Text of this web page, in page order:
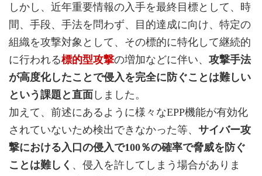
しかし、近年重要情報の入手を最終目標として、時
間、手段、手法を問わず、目的達成に向け、特定の
組織を攻撃対象として、その標的に特化して継続的
に行われる標的型攻撃の増加などに伴い、 攻撃手法
が高度化したことで侵入を完全に防ぐことは難しい
という課題と直面 しました。
加えて、前述にあるように様々なEPP機能が有効化
されていないため検出できなかった等、 サイバー攻
撃における入口の侵入で100％の確率で脅威を防ぐ
ことは難しく 、侵入を許してしまう場合がありま